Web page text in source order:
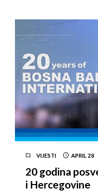
Retreat 2021
VIJESTI APRIL 28
20 godina
i Hercegovine